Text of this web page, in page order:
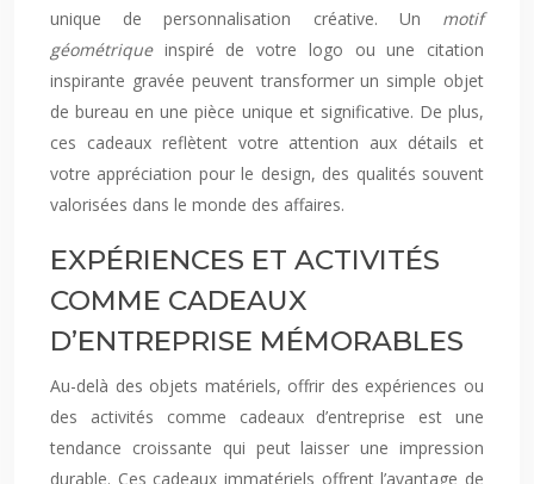
unique de personnalisation créative. Un motif
géométrique inspiré de votre logo ou une citation
inspirante gravée peuvent transformer un simple objet
de bureau en une pièce unique et significative. De plus,
ces cadeaux reflètent votre attention aux détails et
votre appréciation pour le design, des qualités souvent
valorisées dans le monde des affaires.
EXPÉRIENCES ET ACTIVITÉS
COMME CADEAUX
D’ENTREPRISE MÉMORABLES
Au-delà des objets matériels, offrir des expériences ou
des activités comme cadeaux d’entreprise est une
tendance croissante qui peut laisser une impression
durable. Ces cadeaux immatériels offrent l’avantage de